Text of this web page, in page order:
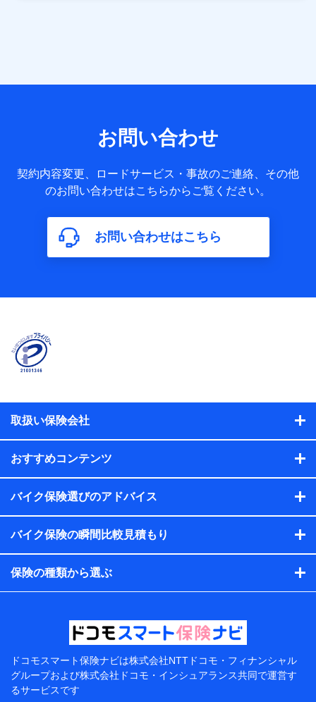
品の名称・購入場所・決済に関する情報、アンケートの回答
当社または株式会社NTTドコモ・フィナンシャルグループが
提供する保険関連サービスに関して取得し、又は保有する情
ー登録受付時に提供いただいた情報（氏名、住所、生年月
日、性別、保険契約者と被保険者の関係、保険加入の目的、
保険商品の内容、保険料、保険料のお支払方法、車のメーカ
ペットの種類や年齢など）及びお客様との応対記録（お客様
に提示した比較見積の試算結果情報、メールマガジンを提供
した際のメール内容や送信履歴の情報及び保険の更改案内等
を提供した際のメール内容や送信履歴などの情報）が含まれ
当社または株式会社NTTドコモ・フィナンシャルグループが
契約者と被保険者の関係、保険加入の目的、保険商品の内
容、保険料、保険料のお支払方法、車のメーカーや走行距離
などの情報、建物の構造や築年数などの情報、ペットの種類
【共同して利用する者の範囲】
当社
【利用目的】
提供する保険関連サービスにおけるユーザー登録受付および
取引のあるもしくは委託を受けている保険会社・提携会社の
会社のサービスを案内、提供するため
（各サービスで取得したサービス利用履歴、ウェブサイトの
閲覧履歴、購買履歴、ご契約内容等のパーソナルデータを分
析して、お客さまの趣味・嗜好・傾向に応じたサービス・商
品等に関するご提案や広告の配信等を行うことがありま
す。）
お問い合わせ
契約内容変更、ロードサービス・事故のご連絡、その他
のお問い合わせはこちらからご覧ください。
お問い合わせはこちら
取扱い保険会社
おすすめコンテンツ
バイク保険選びのアドバイス
バイク保険の瞬間比較見積もり
保険の種類から選ぶ
ドコモスマート保険ナビは株式会社NTTドコモ・フィナンシャル
グループおよび株式会社ドコモ・インシュアランス共同で運営す
るサービスです